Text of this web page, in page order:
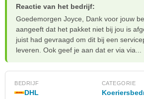
Reactie van het bedrijf:
Goedemorgen Joyce, Dank voor jouw
aangeeft dat het pakket niet bij jou is
juist had gevraagd om dit bij een
leveren. Ook geef je aan dat er via via...
BEDRIJF
DHL
CATEGORIE